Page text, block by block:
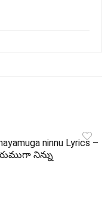
ninnu Lyrics –
నిన్ను